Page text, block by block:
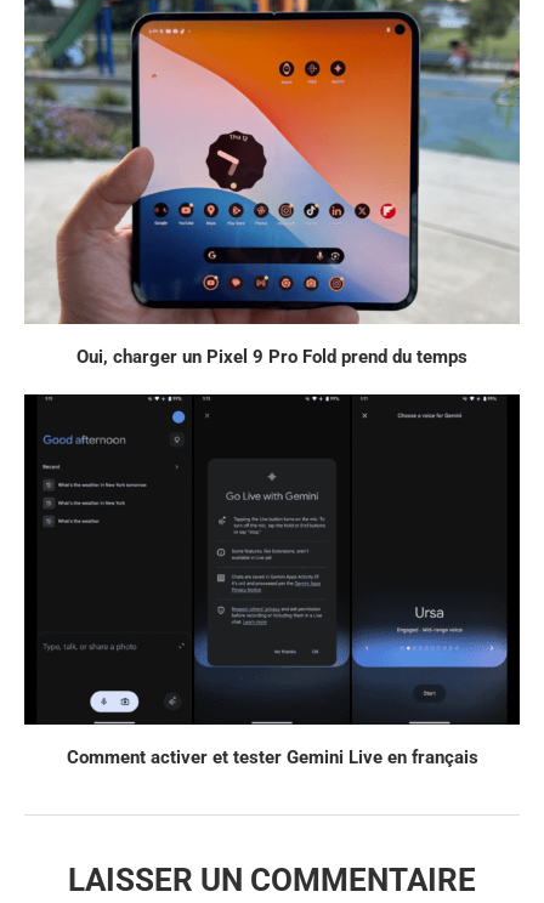
Oui, charger un Pixel 9 Pro Fold prend du temps
Comment activer et tester Gemini Live en français
LAISSER UN COMMENTAIRE